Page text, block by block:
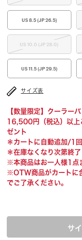
US 8.5 (JP 26.5)
US 10.0 (JP 28.0)
US 11.5 (JP 29.5)
サイズ表
【数量限定】クーラー
16,500円（税込）以上
ゼント
＊カートに自動追加/1
＊在庫なくなり次第終了
※本商品はお一人様1点
※OTW商品がカートに
でご了承ください。
サ